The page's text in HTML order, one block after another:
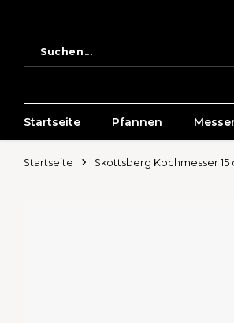
Startseite Pfannen
Startseite Skottsberg Kochmesser 15